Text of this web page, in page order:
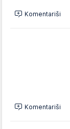
Komentariši
Komentariši